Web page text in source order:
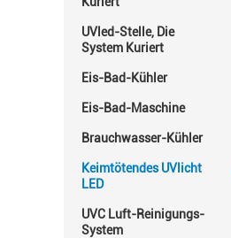
UVled-Stelle, Die
System Kuriert
Eis-Bad-Kühler
Eis-Bad-Maschine
Brauchwasser-Kühler
Keimtötendes UVlicht
LED
UVC Luft-Reinigungs-
System